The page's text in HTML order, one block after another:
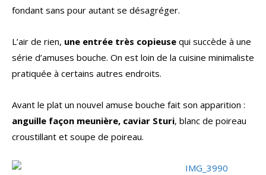
fondant sans pour autant se désagréger.
L’air de rien, une entrée très copieuse qui succède à une
série d’amuses bouche. On est loin de la cuisine minimaliste
pratiquée à certains autres endroits.
Avant le plat un nouvel amuse bouche fait son apparition :
anguille façon meunière, caviar Sturi, blanc de poireau
croustillant et soupe de poireau.